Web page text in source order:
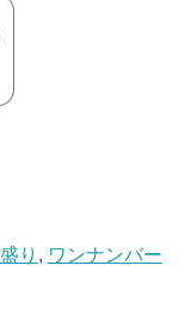
り , ワンナンバー